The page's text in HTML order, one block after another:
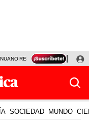
RESULTADOS HOY
SOCIEDAD MUNDO